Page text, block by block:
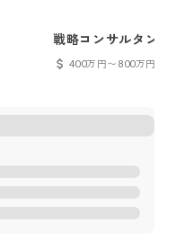
戦略コンサルタント
400万円〜800万円